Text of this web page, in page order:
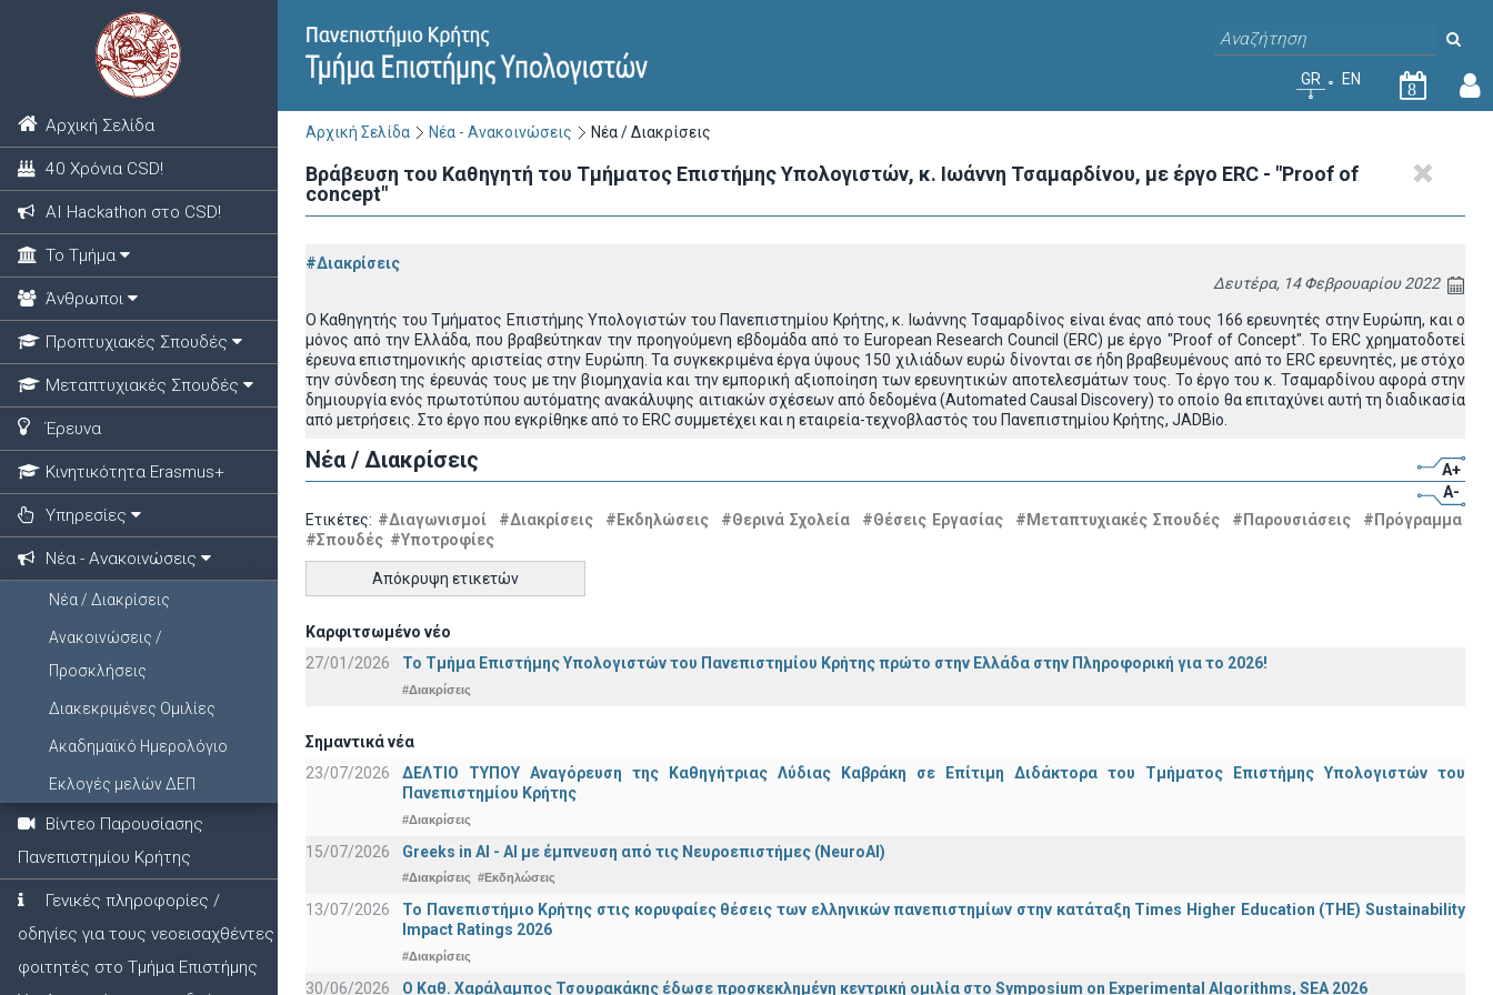
Αρχική Σελίδα
40 Χρόνια CSD!
ΑΙ Hackathon στο CSD!
Το Τμήμα
Άνθρωποι
Προπτυχιακές Σπουδές
Μεταπτυχιακές Σπουδές
Έρευνα
Κινητικότητα Erasmus+
Υπηρεσίες
Νέα - Ανακοινώσεις
Νέα / Διακρίσεις
Ανακοινώσεις /
Προσκλήσεις
Διακεκριμένες Ομιλίες
Ακαδημαϊκό Ημερολόγιο
Εκλογές μελών ΔΕΠ
Βίντεο Παρουσίασης
Πανεπιστημίου Κρήτης
Γενικές πληροφορίες /
οδηγίες για τους νεοεισαχθέντες
φοιτητές στο Τμήμα Επιστήμης
GR EN
8
Αρχική Σελίδα Νέα - Ανακοινώσεις Νέα / Διακρίσεις
Βράβευση του Καθηγητή του Τμήματος Επιστήμης Υπολογιστών, κ. Ιωάννη Τσαμαρδίνου, με έργο ERC - "Proof of
concept"
#Διακρίσεις
Δευτέρα, 14 Φεβρουαρίου 2022
Ο Καθηγητής του Τμήματος Επιστήμης Υπολογιστών του Πανεπιστημίου Κρήτης, κ. Ιωάννης Τσαμαρδίνος είναι ένας από τους 166 ερευνητές στην Ευρώπη, και ο
μόνος από την Ελλάδα, που βραβεύτηκαν την προηγούμενη εβδομάδα από το European Research Council (ERC) με έργο "Proof of Concept". Το ERC χρηματοδοτεί
έρευνα επιστημονικής αριστείας στην Ευρώπη. Τα συγκεκριμένα έργα ύψους 150 χιλιάδων ευρώ δίνονται σε ήδη βραβευμένους από το ERC ερευνητές, με στόχο
την σύνδεση της έρευνάς τους με την βιομηχανία και την εμπορική αξιοποίηση των ερευνητικών αποτελεσμάτων τους. Το έργο του κ. Τσαμαρδίνου αφορά στην
δημιουργία ενός πρωτοτύπου αυτόματης ανακάλυψης αιτιακών σχέσεων από δεδομένα (Automated Causal Discovery) το οποίο θα επιταχύνει αυτή τη διαδικασία
από μετρήσεις. Στο έργο που εγκρίθηκε από το ERC συμμετέχει και η εταιρεία-τεχνοβλαστός του Πανεπιστημίου Κρήτης, JADBio.
Νέα / Διακρίσεις
A+
A-
Ετικέτες: #Διαγωνισμοί #Διακρίσεις #Εκδηλώσεις #Θερινά Σχολεία #Θέσεις Εργασίας #Μεταπτυχιακές Σπουδές #Παρουσιάσεις
#Πρόγραμμα
#Σπουδές #Υποτροφίες
Απόκρυψη ετικετών
Καρφιτσωμένο νέο
27/01/2026
Το Τμήμα Επιστήμης Υπολογιστών του Πανεπιστημίου Κρήτης πρώτο στην Ελλάδα στην Πληροφορική για το 2026!
#Διακρίσεις
Σημαντικά νέα
23/07/2026
ΔΕΛΤΙΟ ΤΥΠΟΥ Αναγόρευση της Καθηγήτριας Λύδιας Καβράκη σε Επίτιμη Διδάκτορα του Τμήματος Επιστήμης Υπολογιστών του
Πανεπιστημίου Κρήτης
#Διακρίσεις
15/07/2026 Greeks in AI - ΑΙ με έμπνευση από τις Νευροεπιστήμες (NeuroAI)
#Διακρίσεις #Εκδηλώσεις
13/07/2026
Το Πανεπιστήμιο Κρήτης στις κορυφαίες θέσεις των ελληνικών πανεπιστημίων στην κατάταξη Times Higher Education (ΤΗΕ) Sustainability
Impact Ratings 2026
#Διακρίσεις
30/06/2026 Ο Καθ. Χαράλαμπος Τσουρακάκης έδωσε προσκεκλημένη κεντρική ομιλία στο Symposium on Experimental Algorithms, SEA 2026